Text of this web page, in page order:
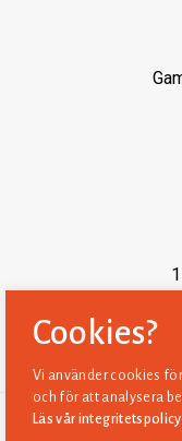
Cookies?
Vi använder cookies
och för att analysera
Läs vår integritetspolicy